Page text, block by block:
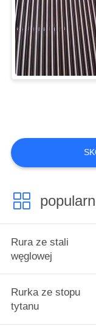
Rura ze stali
węglowej
Rurka ze stopu
tytanu